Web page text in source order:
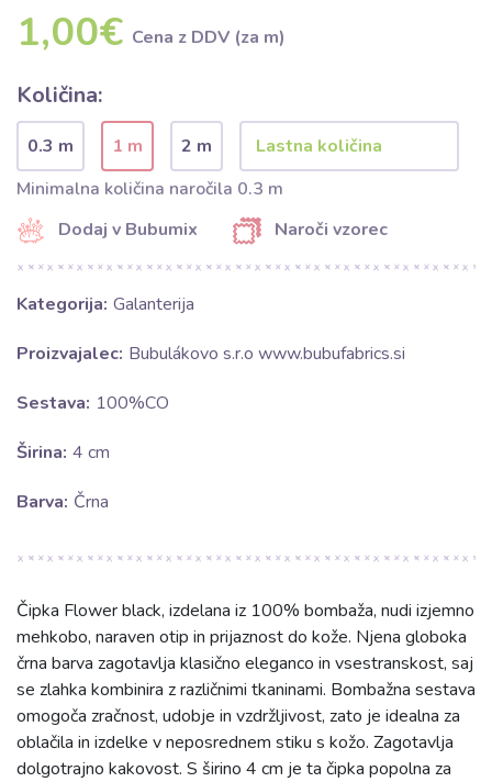
1,00€ Cena z DDV (za m)
Količina:
0.3 m 1 m
2 m
Minimalna količina naročila 0.3 m
Dodaj v Bubumix
Naroči vzorec
Kategorija: Galanterija
Proizvajalec: Bubulákovo s.r.o www.bubufabrics.si
Sestava: 100%CO
Širina: 4 cm
Barva: Črna
Čipka Flower black, izdelana iz 100% bombaža, nudi izjemno
mehkobo, naraven otip in prijaznost do kože. Njena globoka
črna barva zagotavlja klasično eleganco in vsestranskost, saj
se zlahka kombinira z različnimi tkaninami. Bombažna sestava
omogoča zračnost, udobje in vzdržljivost, zato je idealna za
oblačila in izdelke v neposrednem stiku s kožo. Zagotavlja
dolgotrajno kakovost. S širino 4 cm je ta čipka popolna za